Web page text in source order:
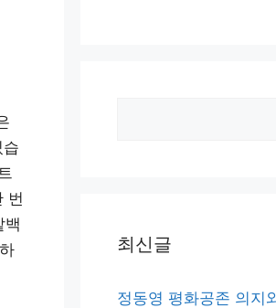
번
백
최신글
정동영 평화공존 의지